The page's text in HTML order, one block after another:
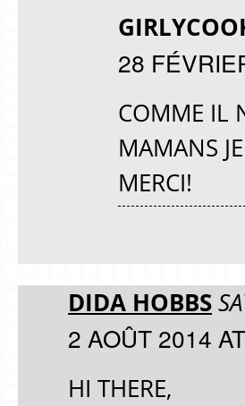
28
COMME IL
MAMANS
MERCI!
DIDA HOBBS
2 AOÛT 2014
HI THERE,